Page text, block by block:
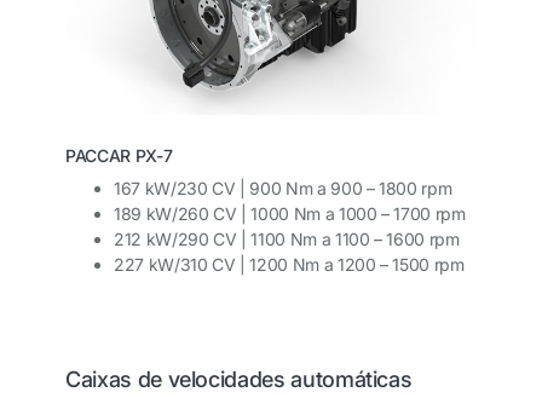
PACCAR PX-7
167 kW/230 CV | 900 Nm a 900 – 1800 rpm
189 kW/260 CV | 1000 Nm a 1000 – 1700 rpm
212 kW/290 CV | 1100 Nm a 1100 – 1600 rpm
227 kW/310 CV | 1200 Nm a 1200 – 1500 rpm
Caixas de velocidades automáticas